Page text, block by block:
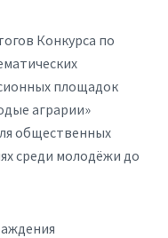
Конкурса по
площадок
аграрии»
общественных
среди молодёжи до